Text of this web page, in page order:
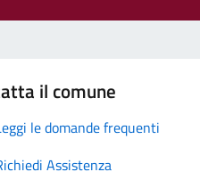
il comune
le domande frequenti
Assistenza